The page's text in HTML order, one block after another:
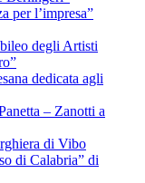
per l’impresa”
degli Artisti
dedicata agli
– Zanotti a
di Vibo
di Calabria” di